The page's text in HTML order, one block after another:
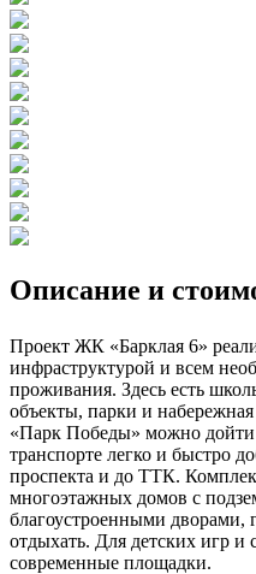
Описание и
Проект ЖК «Барклая 6»
инфраструктурой и всем
проживания. Здесь есть
объекты, парки и
«Парк Победы» можно
транспорте легко и быстро
проспекта и до ТТК.
многоэтажных домов с
благоустроенными дворами,
отдыхать. Для детских игр и
современные площадки.